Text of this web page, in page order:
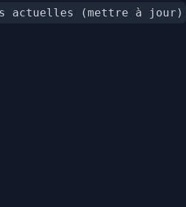
actuelles (mettre à jour)